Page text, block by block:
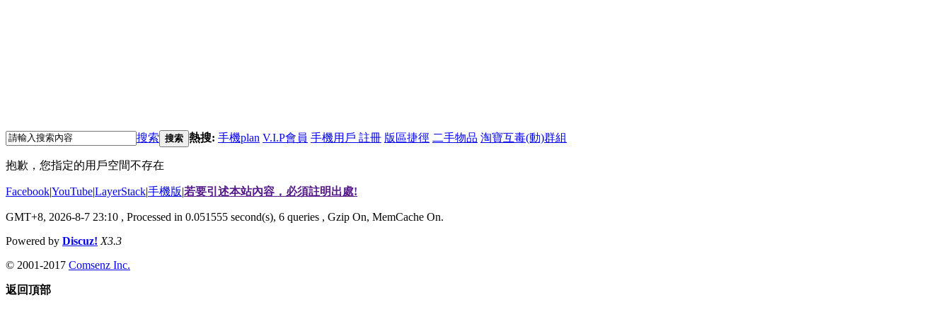
搜索 搜索 熱搜: 手機plan V.I.P會員 手機用戶 註冊 版區捷徑 二手物品 淘寶互毒(動)群組
抱歉，您指定的用戶空間不存在
Facebook|YouTube|LayerStack|手機版|若要引述本站內容，必須註明出處!
GMT+8, 2026-8-7 23:10 , Processed in 0.051555 second(s), 6 queries , Gzip On, MemCache On.
Powered by Discuz! X3.3
© 2001-2017 Comsenz Inc.
返回頂部